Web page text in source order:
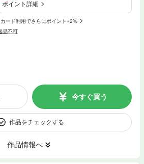
ポイント詳細
ード利用でさらにポイント+2%
品不可
今すぐ買う
作品をチェックする
作品情報へ